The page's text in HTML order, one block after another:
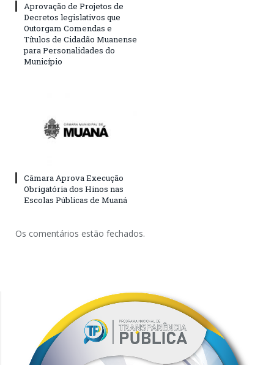
Aprovação de Projetos de
Decretos legislativos que
Outorgam Comendas e
Títulos de Cidadão Muanense
para Personalidades do
Município
Câmara Aprova Execução
Obrigatória dos Hinos nas
Escolas Públicas de Muaná
Os comentários estão fechados.